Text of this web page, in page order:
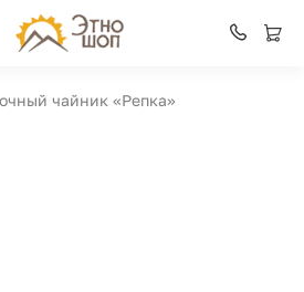
чайник «Репка»